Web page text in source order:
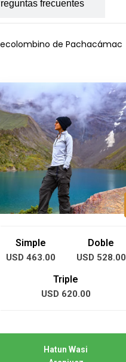
frecuentes
de Pachacámac
Simple
USD 463.00
Doble
USD 528.00
Triple
USD 620.00
Hatun Wasi